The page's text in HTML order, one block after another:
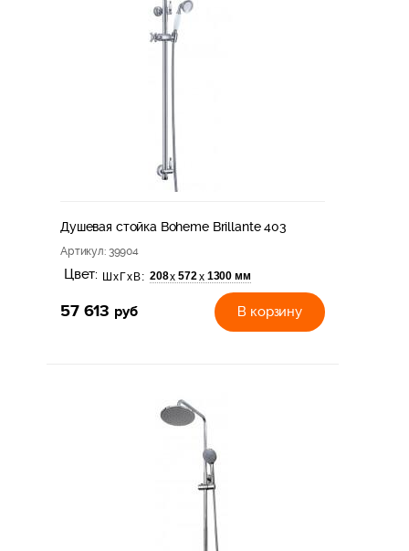
Душевая стойка Boheme Brillante 403
Артикул: 39904
Цвет: ШхГхВ: 208х 572х 1300 мм
57 613 руб В корзину